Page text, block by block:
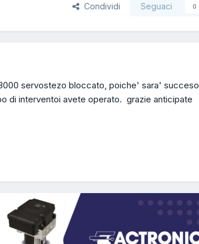
Condividi Seguaci 0
servostezo bloccato, poiche' sara' succeso
di interventoi avete operato. grazie anticipate